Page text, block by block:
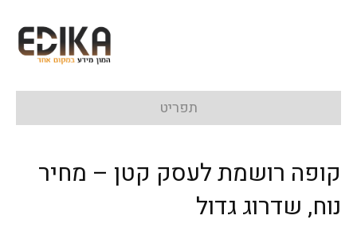
תפריט
קופה רושמת לעסק קטן – מחיר
נוח, שדרוג גדול